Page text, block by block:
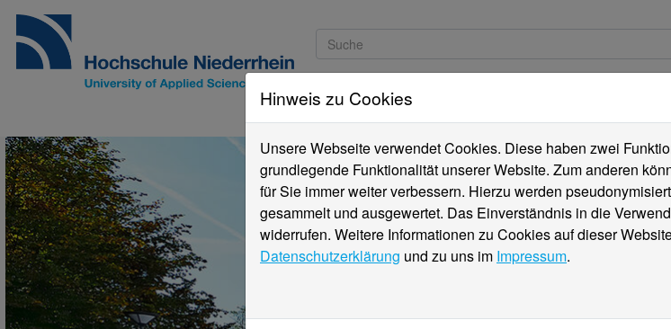
Studieninteressierte
Hinweis zu Cookies
Unsere Webseite verwendet Cookies. Diese haben zwei
grundlegende Funktionalität unserer Website. Zum anderen
für Sie immer weiter verbessern. Hierzu werden
gesammelt und ausgewertet. Das Einverständnis in die
widerrufen. Weitere Informationen zu Cookies auf dieser
Datenschutzerklärung und zu uns im Impressum.